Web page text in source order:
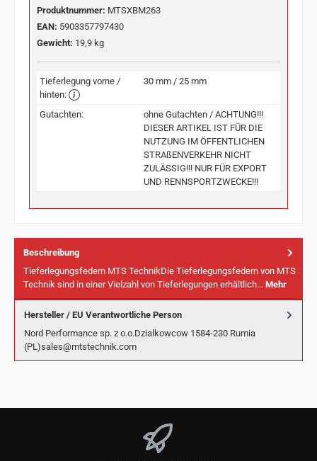
Produktnummer: MTSXBM263
EAN: 5903357797430
Gewicht: 19,9 kg
Tieferlegung vorne /
hinten:
30 mm / 25 mm
Gutachten:
ohne Gutachten / ACHTUNG!!!
DIESER ARTIKEL IST FÜR DIE
NUTZUNG IM ÖFFENTLICHEN
STRAßENVERKEHR NICHT
ZULÄSSIG!!! NUR FÜR EXPORT
UND RENNSPORTZWECKE!!!
Beschreibung
Tieferlegungsfedern MTS TechnikDie Tieferlegungsfedern von MTS
Technik sind in einer Vielzahl von Tieferlegungen erhältlich… Mehr
Hersteller / EU Verantwortliche Person
Nord Performance sp. z o.o.Dzialkowcow 1584-230 Rumia
(PL)sales@mtstechnik.com